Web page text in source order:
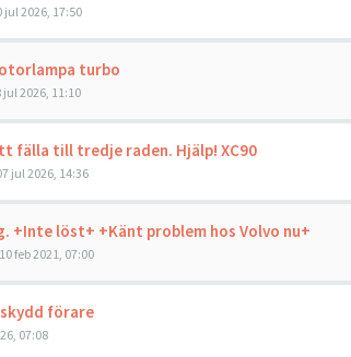
jul 2026, 17:50
turbo
jul 2026, 11:10
fälla till tredje raden. Hjälp! XC90
jul 2026, 14:36
+Inte löst+ +Känt problem hos Volvo nu+
feb 2021, 07:00
förare
07:08